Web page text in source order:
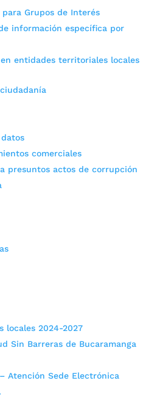
Grupos de Interés
información específica por
entidades territoriales locales
comerciales
presuntos actos de corrupción
locales 2024-2027
Sin Barreras de Bucaramanga
Atención Sede Electrónica
basura
|Abr 21, 2022|Noticias
(14 millones de personas)
sanitaria en los próximos
agotamiento de los rellenos
medidas oportunas.
podrá revisar tutelas
Carrasco